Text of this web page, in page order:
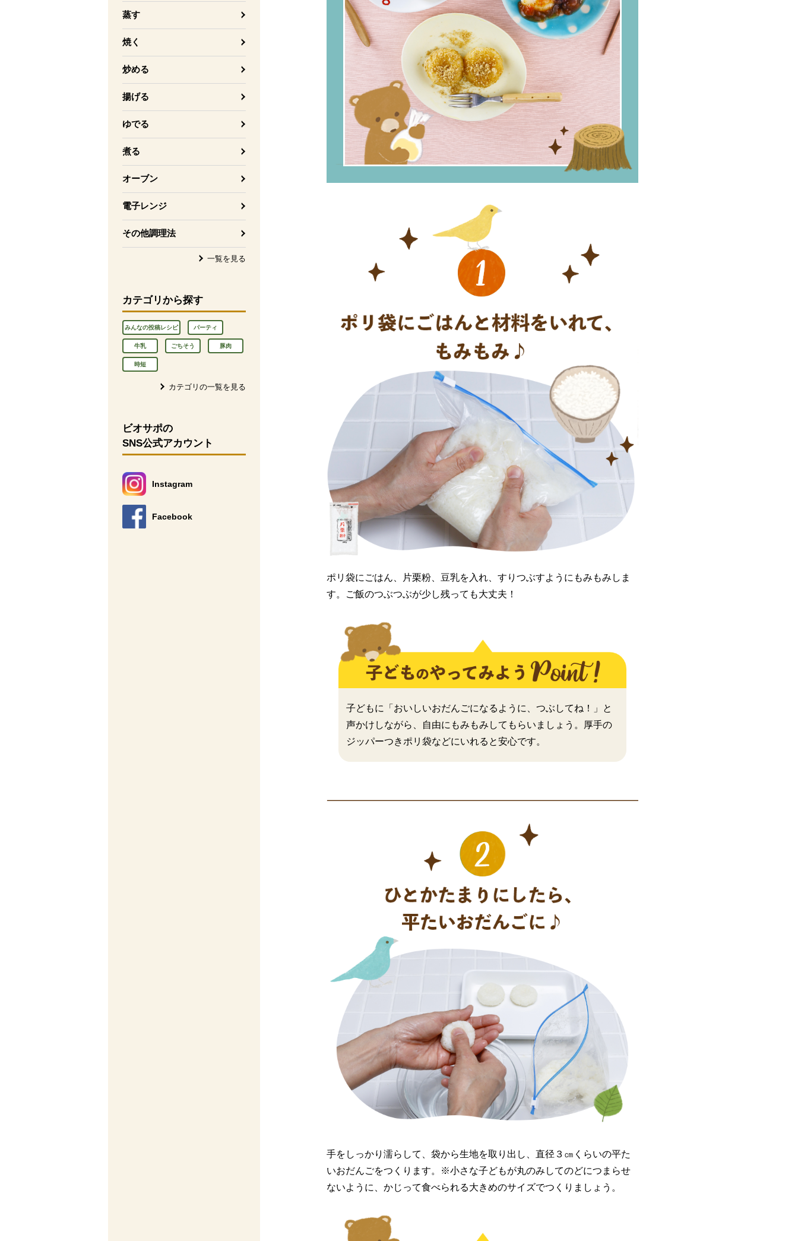
蒸す
焼く
炒める
揚げる
ゆでる
煮る
オーブン
電子レンジ
その他調理法
一覧を見る
カテゴリから探す
みんなの投稿レシピ パーティ
牛乳 ごちそう 豚肉
時短
カテゴリの一覧を見る
ビオサポの
SNS公式アカウント
Instagram
別のウィンドウで開きます。
Facebook
別のウィンドウで開きます。
ポリ袋にごはん、片栗粉、豆乳を入れ、すりつぶすようにもみもみしま
す。ご飯のつぶつぶが少し残っても大丈夫！
子どもに「おいしいおだんごになるように、つぶしてね！」と
声かけしながら、自由にもみもみしてもらいましょう。厚手の
ジッパーつきポリ袋などにいれると安心です。
手をしっかり濡らして、袋から生地を取り出し、直径３㎝くらいの平た
いおだんごをつくります。※小さな子どもが丸のみしてのどにつまらせ
ないように、かじって食べられる大きめのサイズでつくりましょう。